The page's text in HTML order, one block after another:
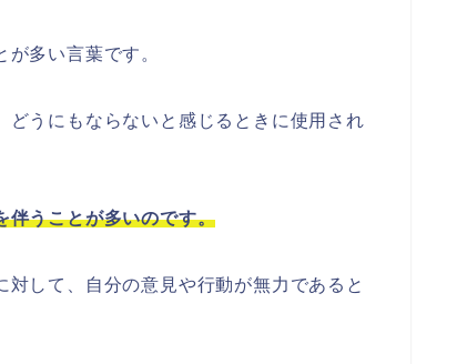
多い言葉です。
うにもならないと感じるときに使用され
伴うことが多いのです。
して、自分の意見や行動が無力であると